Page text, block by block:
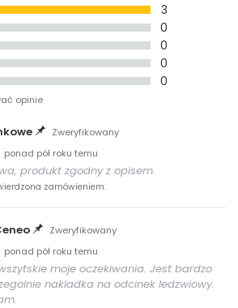
3
0
0
0
0
opinie
Zweryfikowany
ponad pół roku temu
produkt zgodny z opisem.
zamówieniem.
Zweryfikowany
ponad pół roku temu
moje oczekiwania. Jest bardzo
nakladka na odcinek ledzwiowy.